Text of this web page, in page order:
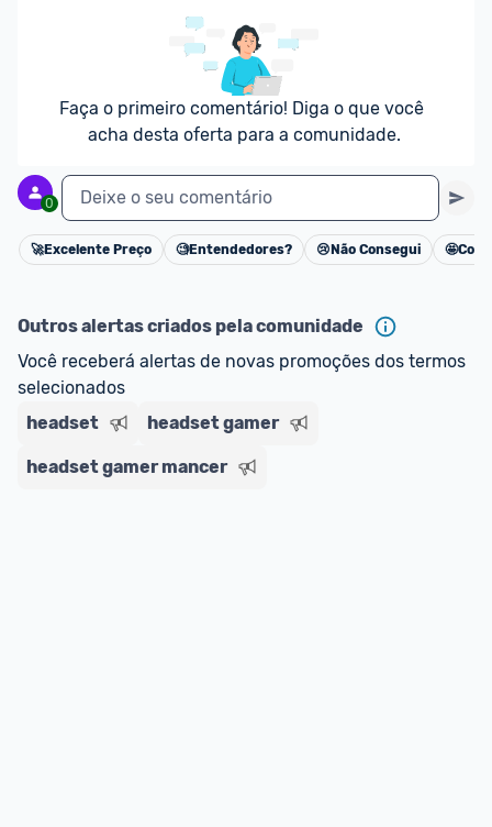
As promoções são verificadas normalmente e os
preços devem estar na média ou abaixo da média
dos últimos 3 meses, assim como promoções de
outras lojas.
Faça o primeiro comentário! Diga o que você
acha desta oferta para a comunidade.
0 Deixe o seu comentário
Cancelar
🚀Excelente Preço 🧐Entendedores? 😢 Não Consegui 🤩
Outros alertas criados pela comunidade
Você receberá alertas de novas promoções dos termos
selecionados
headset
headset gamer
headset gamer mancer